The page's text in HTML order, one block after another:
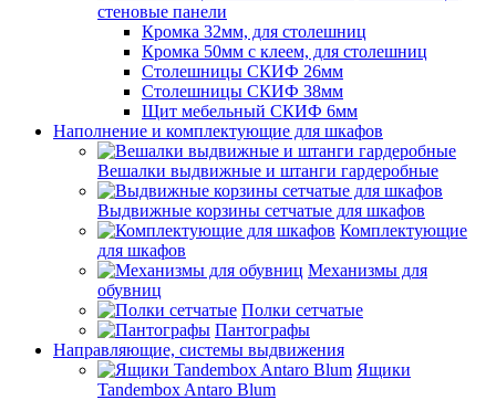
стеновые панели
Кромка 32мм, для столешниц
Кромка 50мм с клеем, для столешниц
Столешницы СКИФ 26мм
Столешницы СКИФ 38мм
Щит мебельный СКИФ 6мм
Наполнение и комплектующие для шкафов
Вешалки выдвижные и штанги гардеробные
Выдвижные корзины сетчатые для шкафов
Комплектующие
для шкафов
Механизмы для
обувниц
Полки сетчатые
Пантографы
Направляющие, системы выдвижения
Ящики
Tandembox Antaro Blum